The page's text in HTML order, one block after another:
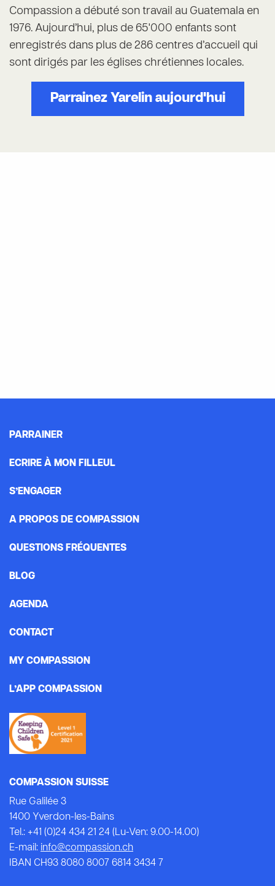
Compassion a débuté son travail au Guatemala en
1976. Aujourd’hui, plus de 65'000 enfants sont
enregistrés dans plus de 286 centres d’accueil qui
sont dirigés par les églises chrétiennes locales.
Parrainez Yarelin aujourd'hui
PARRAINER
ECRIRE À MON FILLEUL
S’ENGAGER
A PROPOS DE COMPASSION
QUESTIONS FRÉQUENTES
BLOG
AGENDA
CONTACT
MY COMPASSION
L’APP COMPASSION
COMPASSION SUISSE
Rue Galilée 3
1400 Yverdon-les-Bains
Tel.: +41 (0)24 434 21 24 (Lu-Ven: 9.00-14.00)
E-mail: info@compassion.ch
IBAN CH93 8080 8007 6814 3434 7